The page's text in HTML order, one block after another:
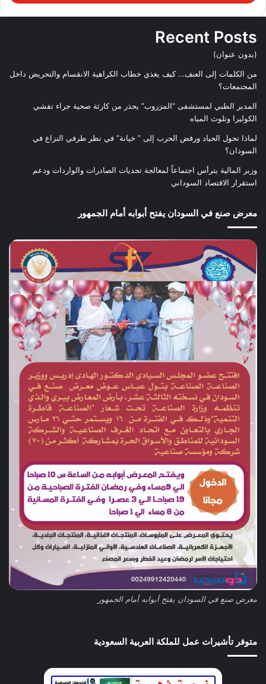
Recent Posts
(بدون عنوان)
من الكلمات إلى العنف… كيف يغذي خطاب الكراهية الانقسام والتحريض داخل
المجتمعات؟
المدير الطبي لمستشفى “المزروب” يحذر من كارثة صحية جراء تفشي
الكوليرا وتلوث المياه
لماذا تحول الحياد ورفض الحرب إلى ” خيانة” في نظر طرفي النزاع في
السودان؟
وزير المالية يترأس اجتماعاً لمعالجة تحديات الصادرات والواردات ودعم
استقرار الاقتصاد السوداني
معرض صنع في السودان يفتح أبوابه أمام الجمهور
معرض صنع في السودان يفتح أبوابه أمام الجمهور
متوفر تأشيرات عمل للملكة العربية السعودية